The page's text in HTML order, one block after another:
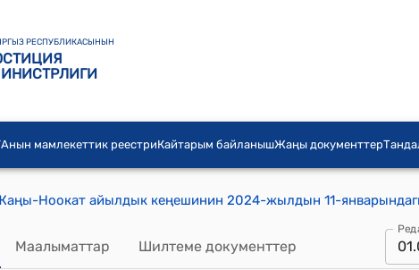
РЕСПУБЛИКАСЫНЫН
мамлекеттик реестриКайтарым байланышЖаңы документтер
Маалыматтар Шилтеме документтер